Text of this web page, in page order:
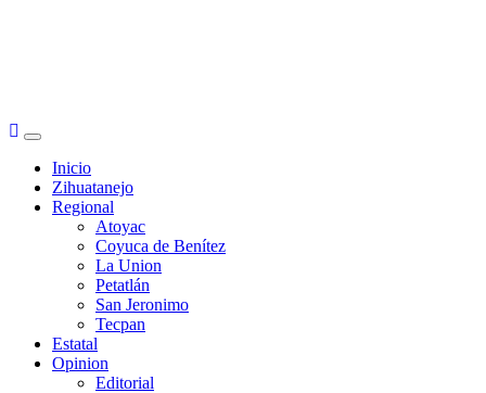
Primary
MenuInicio
Zihuatanejo
Regional
Atoyac
Coyuca de Benítez
La Union
Petatlán
San Jeronimo
Tecpan
Estatal
Opinion
Editorial